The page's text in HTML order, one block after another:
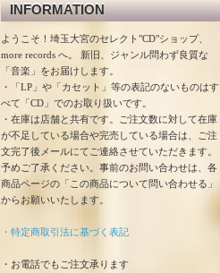
INFORMATION
ようこそ！埼玉大宮のセレクト"CD"ショップ、
more records へ。 新旧、ジャンル問わず良質な
「音楽」をお届けします。
・「LP」や「カセット」等の表記のないものはす
べて「CD」でのお取り扱いです。
・在庫は店舗と共有です。ご注文数に対して在庫
が不足している場合や完売している場合は、ご注
文完了後メールにてご連絡させていただきます。
予めご了承ください。事前のお問い合わせは、各
商品ページの「この商品について問い合わせる」
からお願いいたします。
・特定商取引法に基づく表記
・お電話でもご注文承ります